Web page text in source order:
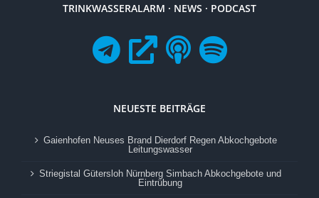
TRINKWASSERALARM · NEWS · PODCAST
NEUESTE BEITRÄGE
Gaienhofen Neuses Brand Dierdorf Regen Abkochgebote
Leitungswasser
Striegistal Gütersloh Nürnberg Simbach Abkochgebote und
Eintrübung